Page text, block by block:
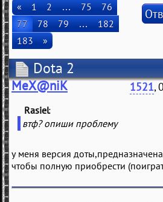
« 1 2 … 75
76
77
78 79 …
182
183
»
Dota 2
MeX@niK 1521,
Rasiel
втф? опиши проблему
у меня версия
чтобы полную приобрести